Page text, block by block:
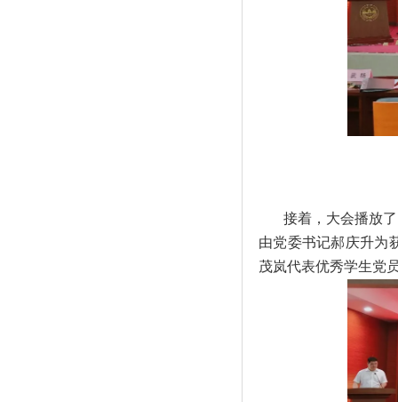
接着，大会播放
由党委书记郝庆升为
茂岚代表优秀学生党